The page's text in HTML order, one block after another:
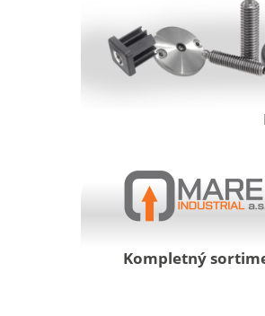
Kompletný